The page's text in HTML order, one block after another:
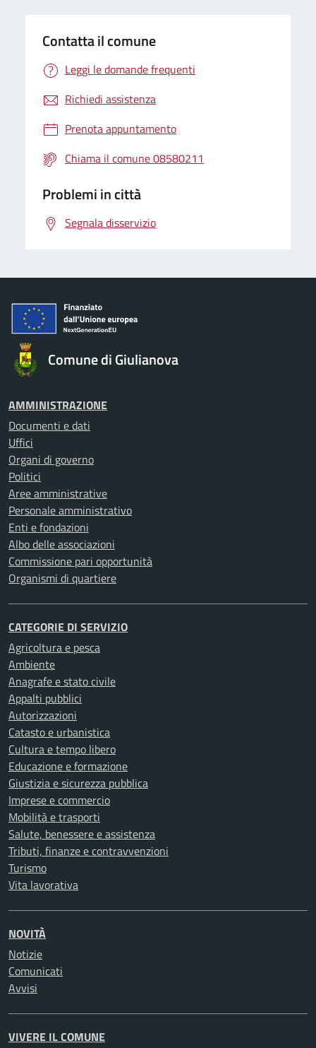
Contatta il comune
Leggi le domande frequenti
Richiedi assistenza
Prenota appuntamento
Chiama il comune 08580211
Problemi in città
Segnala disservizio
Comune di Giulianova
AMMINISTRAZIONE
Documenti e dati
Uffici
Organi di governo
Politici
Aree amministrative
Personale amministrativo
Enti e fondazioni
Albo delle associazioni
Commissione pari opportunità
Organismi di quartiere
CATEGORIE DI SERVIZIO
Agricoltura e pesca
Ambiente
Anagrafe e stato civile
Appalti pubblici
Autorizzazioni
Catasto e urbanistica
Cultura e tempo libero
Educazione e formazione
Giustizia e sicurezza pubblica
Imprese e commercio
Mobilità e trasporti
Salute, benessere e assistenza
Tributi, finanze e contravvenzioni
Turismo
Vita lavorativa
NOVITÀ
Notizie
Comunicati
Avvisi
VIVERE IL COMUNE